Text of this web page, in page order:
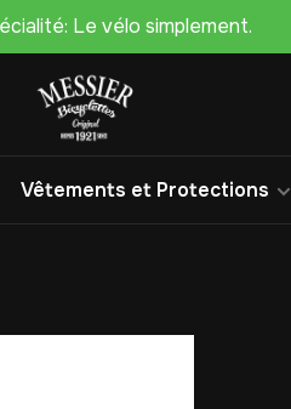
Le vélo simplement.
Vêtements et Protections